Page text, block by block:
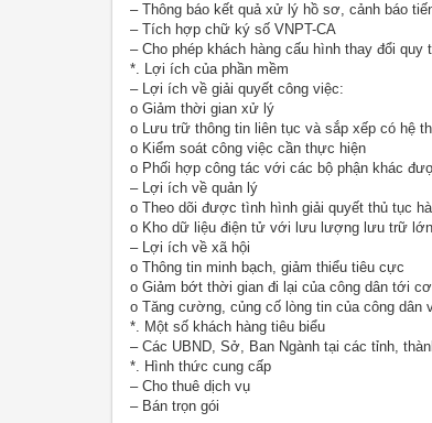
– Thông báo kết quả xử lý hồ sơ, cảnh báo
– Tích hợp chữ ký số VNPT-CA
– Cho phép khách hàng cấu hình thay đổi quy
*. Lợi ích của phần mềm
– Lợi ích về giải quyết công việc:
o Giảm thời gian xử lý
o Lưu trữ thông tin liên tục và sắp xếp có hệ
o Kiểm soát công việc cần thực hiện
o Phối hợp công tác với các bộ phận khác
– Lợi ích về quản lý
o Theo dõi được tình hình giải quyết thủ tục
o Kho dữ liệu điện tử với lưu lượng lưu trữ lớn
– Lợi ích về xã hội
o Thông tin minh bạch, giảm thiểu tiêu cực
o Giảm bớt thời gian đi lại của công dân tới
o Tăng cường, củng cố lòng tin của công dân
*. Một số khách hàng tiêu biểu
– Các UBND, Sở, Ban Ngành tại các tỉnh,
*. Hình thức cung cấp
– Cho thuê dịch vụ
– Bán trọn gói